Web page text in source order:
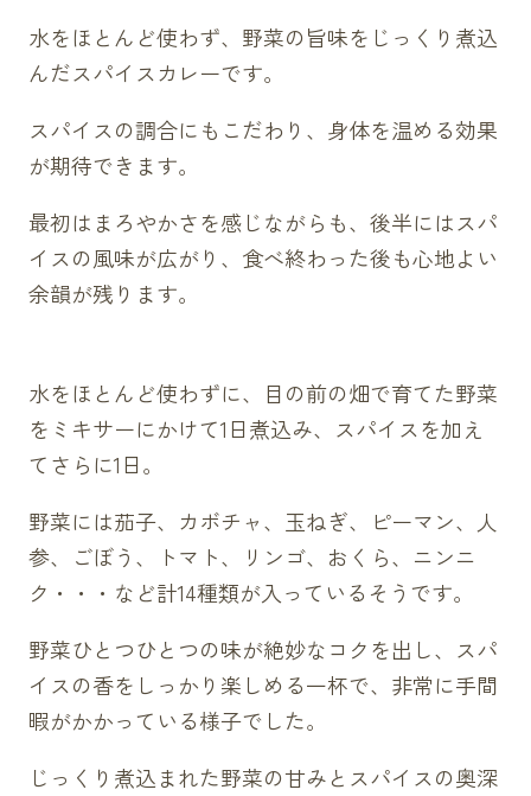
水をほとんど使わず、野菜の旨味をじっくり煮込
んだスパイスカレーです。
スパイスの調合にもこだわり、身体を温める効果
が期待できます。
最初はまろやかさを感じながらも、後半にはスパ
イスの風味が広がり、食べ終わった後も心地よい
余韻が残ります。
水をほとんど使わずに、目の前の畑で育てた野菜
をミキサーにかけて1日煮込み、スパイスを加え
てさらに1日。
野菜には茄子、カボチャ、玉ねぎ、ピーマン、人
参、ごぼう、トマト、リンゴ、おくら、ニンニ
ク・・・など計14種類が入っているそうです。
野菜ひとつひとつの味が絶妙なコクを出し、スパ
イスの香をしっかり楽しめる一杯で、非常に手間
暇がかかっている様子でした。
じっくり煮込まれた野菜の甘みとスパイスの奥深